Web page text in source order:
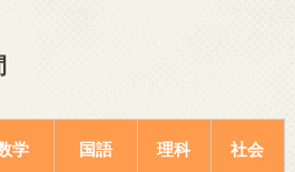
学 国語 理科 社会